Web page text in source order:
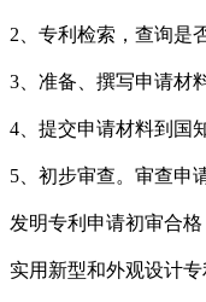
2、专利检索，查询是
3、准备、撰写申请材
4、提交申请材料到国
5、初步审查。审查申
发明专利申请初审合格
实用新型和外观设计